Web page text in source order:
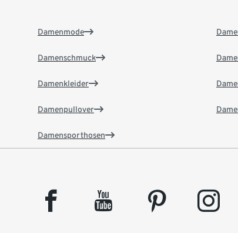
Damenmode
Damenschmuck
Damenkleider
Damenpullover
Damensporthosen
facebook youtube pinterest instagram